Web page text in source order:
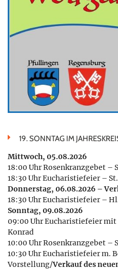
19. SONNTAG IM
Mittwoch, 05.08.2026
18:00 Uhr Rosenkranzgebet –
18:30 Uhr Eucharistiefeier –
Donnerstag, 06.08.2026 –
18:30 Uhr Eucharistiefeier –
Sonntag, 09.08.2026
09:00 Uhr Eucharistiefeier
Konrad
10:00 Uhr Rosenkranzgebet –
10:30 Uhr Eucharistiefeier m.
Vorstellung/Verkauf des